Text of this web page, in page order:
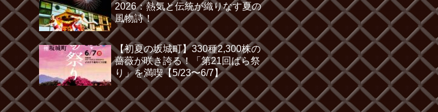
2026：熱気と伝統が織りなす夏の
風物詩！
【初夏の坂城町】330種2,300株の
薔薇が咲き誇る！「第21回ばら祭
り」を満喫【5/23〜6/7】